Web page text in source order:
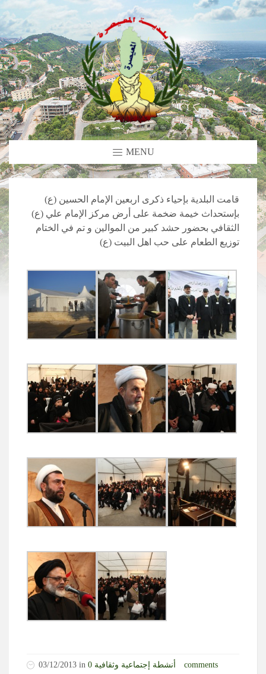
MENU
بإستحداث خيمة ضخمة على أرض مركز الإمام علي (ع)
الثقافي بحضور حشد كبير من الموالين و تم في الختام
توزيع الطعام على حب اهل البيت (ع)
03/12/2013 in أنشطة إجتماعية وثقافية 0 comments